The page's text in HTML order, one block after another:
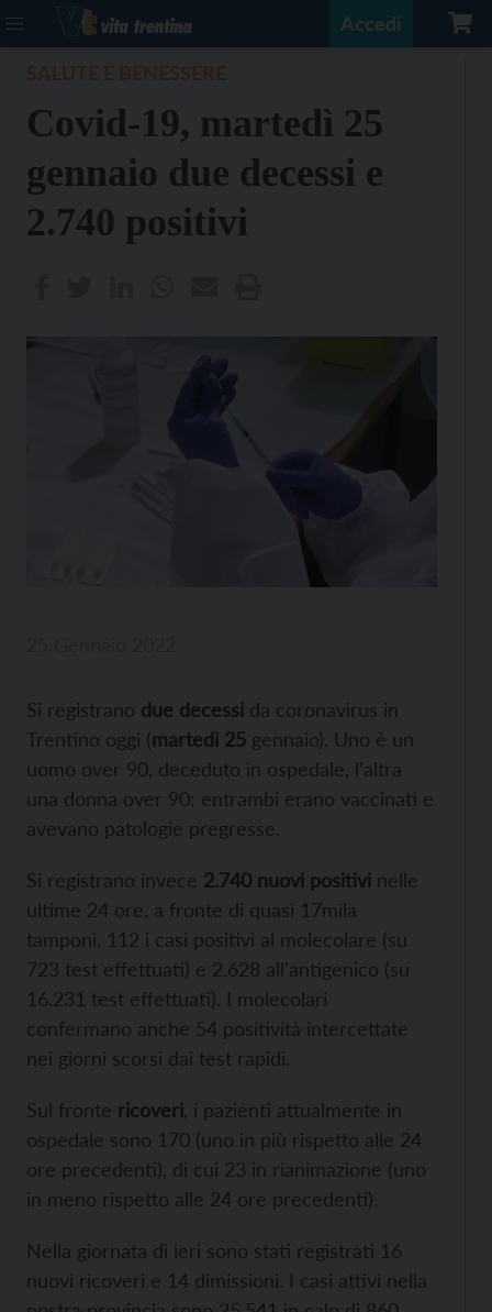
Accedi
Covid-19, martedì 25
gennaio due decessi e
2.740 positivi
Si registrano due decessi da coronavirus in
Trentino oggi (martedì 25 gennaio). Uno è un
uomo over 90, deceduto in ospedale, l’altra
una donna over 90: entrambi erano vaccinati e
avevano patologie pregresse.
Si registrano invece 2.740 nuovi positivi nelle
ultime 24 ore, a fronte di quasi 17mila
tamponi. 112 i casi positivi al molecolare (su
723 test effettuati) e 2.628 all’antigenico (su
16.231 test effettuati). I molecolari
confermano anche 54 positività intercettate
nei giorni scorsi dai test rapidi.
Sul fronte ricoveri , i pazienti attualmente in
ospedale sono 170 (uno in più rispetto alle 24
ore precedenti), di cui 23 in rianimazione (uno
in meno rispetto alle 24 ore precedenti).
Nella giornata di ieri sono stati registrati 16
nuovi ricoveri e 14 dimissioni. I casi attivi nella